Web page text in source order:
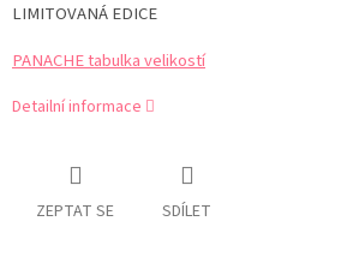
LIMITOVANÁ EDICE
PANACHE tabulka velikostí
Detailní informace
ZEPTAT SE SDÍLET